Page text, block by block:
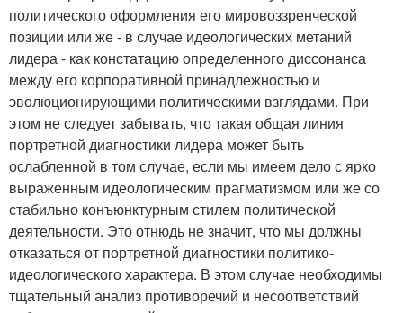
политического оформления его мировоззренческой
позиции или же - в случае идеологических метаний
лидера - как констатацию определенного диссонанса
между его корпоративной принадлежностью и
эволюционирующими политическими взглядами. При
этом не следует забывать, что такая общая линия
портретной диагностики лидера может быть
ослабленной в том случае, если мы имеем дело с ярко
выраженным идеологическим прагматизмом или же со
стабильно конъюнктурным стилем политической
деятельности. Это отнюдь не значит, что мы должны
отказаться от портретной диагностики политико-
идеологического характера. В этом случае необходимы
тщательный анализ противоречий и несоответствий